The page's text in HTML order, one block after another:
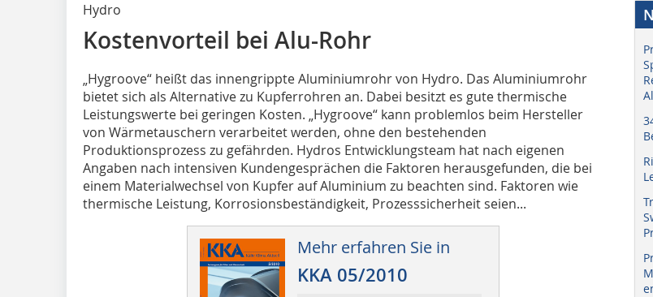
Hydro
Kostenvorteil bei Alu-Rohr
„Hygroove“ heißt das innengrippte Aluminiumrohr von Hydro. Das Aluminiumrohr
bietet sich als Alternative zu Kupferrohren an. Dabei besitzt es gute thermische
Leistungswerte bei geringen Kosten. „Hygroove“ kann problemlos beim Hersteller
von Wärmetauschern verarbeitet werden, ohne den bestehenden
Produktionsprozess zu gefährden. Hydros Entwicklungsteam hat nach eigenen
Angaben nach intensiven Kundengesprächen die Faktoren herausgefunden, die bei
einem Materialwechsel von Kupfer auf Aluminium zu beachten sind. Faktoren wie
thermische Leis­tung, Korrosionsbeständigkeit, Prozesssicherheit seien...
Mehr erfahren Sie in
KKA 05/2010